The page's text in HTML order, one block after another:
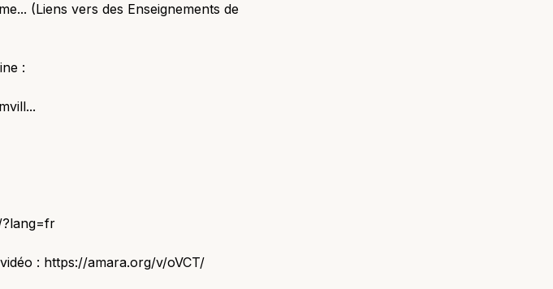
(Liens vers des Enseignements de
:
?lang=fr
: https://amara.org/v/oVCT/